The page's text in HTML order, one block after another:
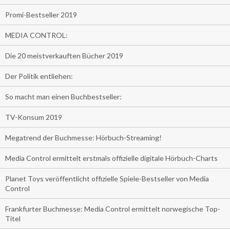
Promi-Bestseller 2019
MEDIA CONTROL:
Die 20 meistverkauften Bücher 2019
Der Politik entliehen:
So macht man einen Buchbestseller:
TV-Konsum 2019
Megatrend der Buchmesse: Hörbuch-Streaming!
Media Control ermittelt erstmals offizielle digitale Hörbuch-Charts
Planet Toys veröffentlicht offizielle Spiele-Bestseller von Media
Control
Frankfurter Buchmesse: Media Control ermittelt norwegische Top-
Titel